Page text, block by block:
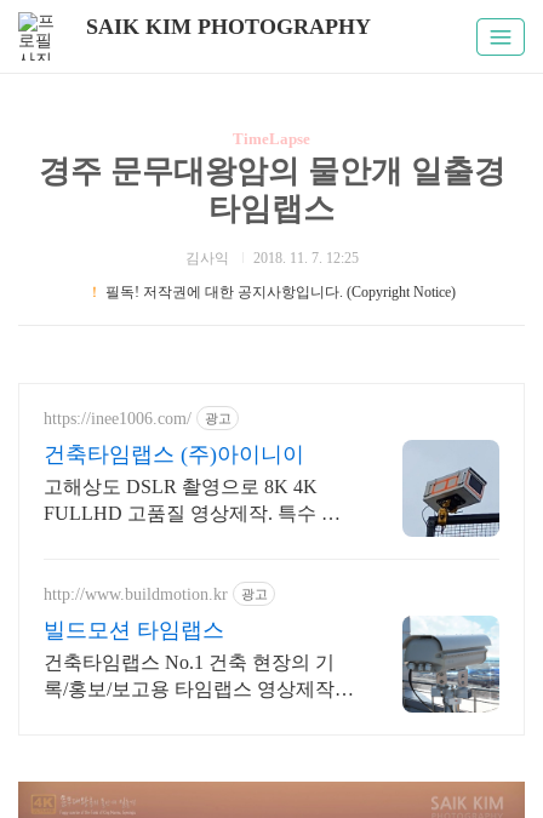
SAIK KIM PHOTOGRAPHY
TimeLapse
경주 문무대왕암의 물안개 일출경
타임랩스
김사익
2018. 11. 7. 12:25
！
필독! 저작권에 대한 공지사항입니다. (Copyright Notice)
https://inee1006.com/ 광고
건축타임랩스 (주)아이니이
고해상도 DSLR 촬영으로 8K 4K
FULLHD 고품질 영상제작. 특수 하
http://www.buildmotion.kr 광고
빌드모션 타임랩스
건축타임랩스 No.1 건축 현장의 기
록/홍보/보고용 타임랩스 영상제작